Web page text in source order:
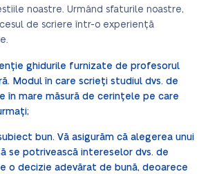
noastre. Urmând sfaturile noastre,
de scriere într-o experiență
ghidurile furnizate de profesorul
Modul în care scrieți studiul dvs. de
în mare măsură de cerințele pe care
bun. Vă asigurăm că alegerea unui
se potrivească intereselor dvs. de
o decizie adevărat de bună, deoarece